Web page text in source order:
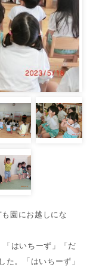
園にお越しにな
はいちーず」「だ
た。「はいちーず」